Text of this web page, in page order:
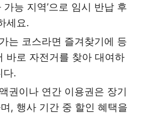
가능 지역’으로 임시 반납 후
세요.
는 코스라면 즐겨찾기에 등
바로 자전거를 찾아 대여하
다.
권이나 연간 이용권은 장기
, 행사 기간 중 할인 혜택을